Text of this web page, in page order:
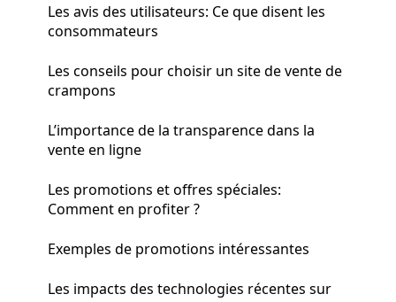
Les avis des utilisateurs: Ce que disent les
consommateurs
Les conseils pour choisir un site de vente de
crampons
L’importance de la transparence dans la
vente en ligne
Les promotions et offres spéciales:
Comment en profiter ?
Exemples de promotions intéressantes
Les impacts des technologies récentes sur